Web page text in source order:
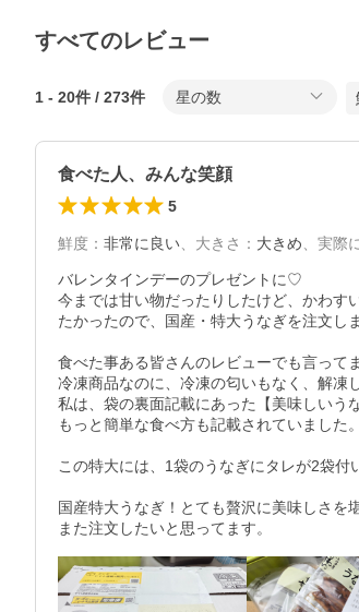
すべてのレビュー
1 - 20件 / 273件 星の数
食べた人、みんな笑顔
5
鮮度 ： 非常に良い、 大きさ ： 大きめ、 実際
バレンタインデーのプレゼントに♡
今までは甘い物だったりしたけど、かわす
たかったので、国産・特大うなぎを注文し
食べた事ある皆さんのレビューでも言って
冷凍商品なのに、冷凍の匂いもなく、解凍
私は、袋の裏面記載にあった【美味しいう
もっと簡単な食べ方も記載されていました。
この特大には、1袋のうなぎにタレが2袋付
国産特大うなぎ！とても贅沢に美味しさを
また注文したいと思ってます。